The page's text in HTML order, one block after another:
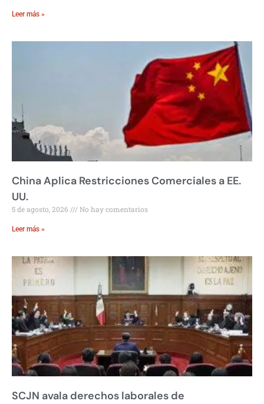
Leer más »
China Aplica Restricciones Comerciales a EE.
UU.
5 de agosto, 2026 No hay comentarios
Leer más »
SCJN avala derechos laborales de